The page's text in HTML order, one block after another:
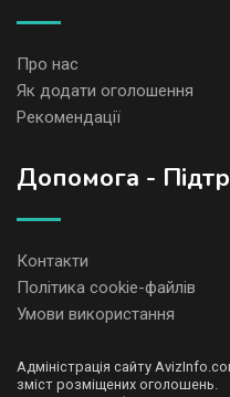
Про нас
Як додати оголошення
Рекомендації
Допомога -
Контакти
Політика cookie-файлів
Умови використання
Адміністрація сайту
зміст розміщених оголошень.